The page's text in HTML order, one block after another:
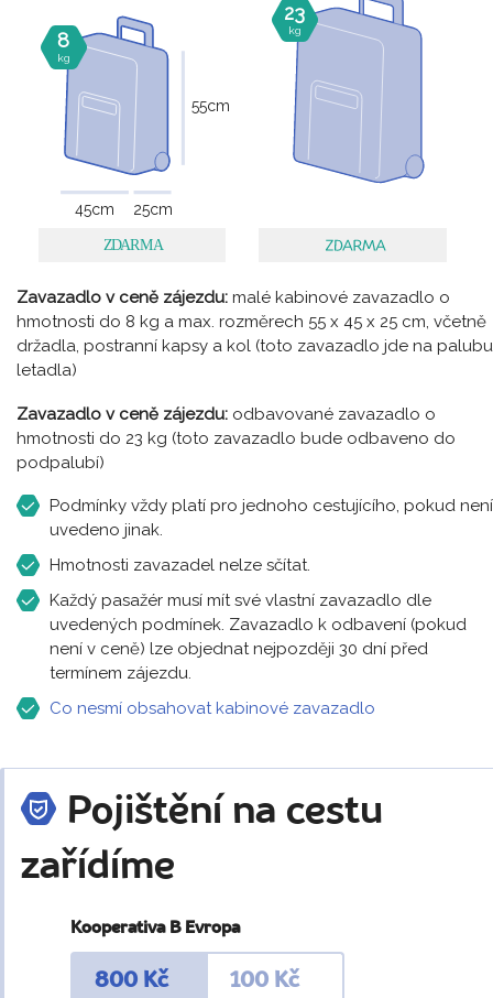
8
kg
55cm
45cm 25cm
23
kg
Zavazadlo v ceně zájezdu: malé kabinové zavazadlo o
hmotnosti do 8 kg a max. rozměrech 55 x 45 x 25 cm, včetně
držadla, postranní kapsy a kol (toto zavazadlo jde na palubu
letadla)
Zavazadlo v ceně zájezdu: odbavované zavazadlo o
hmotnosti do 23 kg (toto zavazadlo bude odbaveno do
podpalubí)
Podmínky vždy platí pro jednoho cestujícího, pokud není
uvedeno jinak.
Hmotnosti zavazadel nelze sčítat.
Každý pasažér musí mít své vlastní zavazadlo dle
uvedených podmínek. Zavazadlo k odbavení (pokud
není v ceně) lze objednat nejpozději 30 dní před
termínem zájezdu.
Co nesmí obsahovat kabinové zavazadlo
Pojištění na cestu
zařídíme
Kooperativa B Evropa
800 Kč 100 Kč